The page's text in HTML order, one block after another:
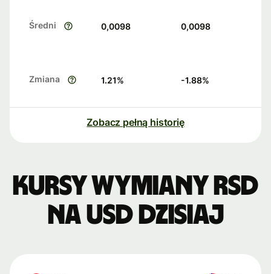
Średni 0,0098 0,0098
Zmiana 1.21% -1.88%
Zobacz pełną historię
Kursy wymiany RSD
na USD dzisiaj